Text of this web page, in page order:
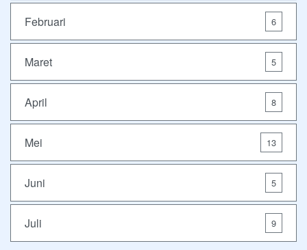
Februari 6
Maret 5
April 8
Mei 13
Juni 5
Juli 9